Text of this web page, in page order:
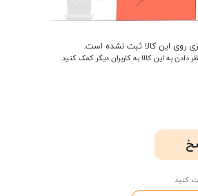
روی این کالا ثبت نشده است.
دادن به این کالا به کاربران دیگر کمک کنید.
کنید